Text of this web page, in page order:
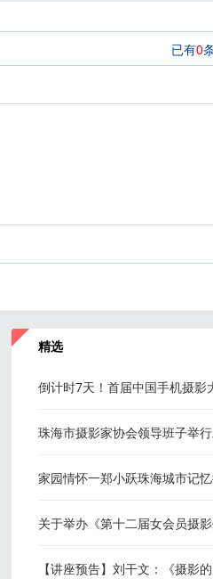
精选
倒计时7天！首届中国手机摄影
珠海市摄影家协会领导班子举
家园情怀一郑小跃珠海城市记
关于举办《第十二届女会员摄
式的通知
【讲座预告】刘干文：《摄影